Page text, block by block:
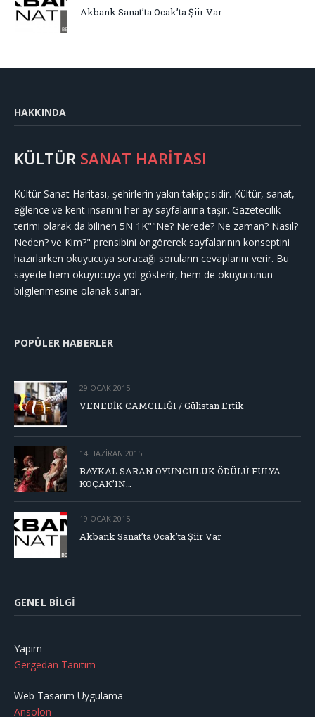
Akbank Sanat’ta Ocak’ta Şiir Var
HAKKINDA
KÜLTÜR SANAT HARİTASI
Kültür Sanat Haritası, şehirlerin yakın takipçisidir. Kültür, sanat,
eğlence ve kent insanını her ay sayfalarına taşır. Gazetecilik
terimi olarak da bilinen 5N 1K""Ne? Nerede? Ne zaman? Nasıl?
Neden? ve Kim?" prensibini öngörerek sayfalarının konseptini
hazırlarken okuyucuya soracağı soruların cevaplarını verir. Bu
sayede hem okuyucuya yol gösterir, hem de okuyucunun
bilgilenmesine olanak sunar.
POPÜLER HABERLER
29 OCAK 2015
VENEDİK CAMCILIĞI / Gülistan Ertik
14 HAZIRAN 2015
BAYKAL SARAN OYUNCULUK ÖDÜLÜ FULYA
KOÇAK’IN…
19 OCAK 2015
Akbank Sanat’ta Ocak’ta Şiir Var
GENEL BILGI
Yapım
Gergedan Tanıtım
Web Tasarım Uygulama
Ansolon